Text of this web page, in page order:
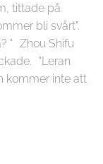
tittade på
bli svårt".
" Zhou Shifu
"Leran
kommer inte att